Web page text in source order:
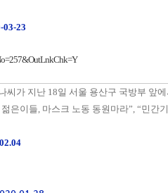
23
가 지난 18일 서울 용산구 국방부 앞
은이들, 마스크 노동 동원마라”, “민간